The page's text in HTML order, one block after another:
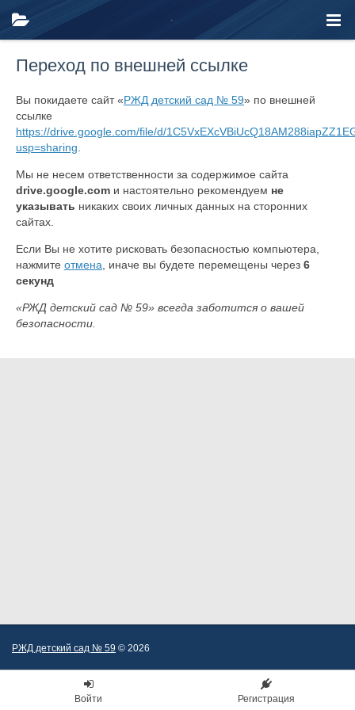
Переход по внешней ссылке
Вы покидаете сайт «РЖД детский сад № 59» по внешней
ссылке
https://drive.google.com/file/d/
usp=sharing
Мы не несем ответственности за содержимое сайта
drive.google.com и настоятельно рекомендуем не
указывать никаких своих личных данных на сторонних
сайтах.
Если Вы не хотите рисковать безопасностью компьютера,
нажмите отмена , иначе вы будете перемещены через 6
секунд
«РЖД детский сад № 59» всегда заботится о вашей
безопасности.
РЖД детский сад № 59 © 2026
Войти Регистрация